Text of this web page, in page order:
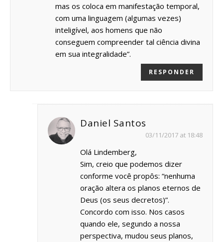
mas os coloca em manifestação temporal,
com uma linguagem (algumas vezes)
inteligível, aos homens que não
conseguem compreender tal ciência divina
em sua integralidade”.
RESPONDER
Daniel Santos
03/11/2017 at 18:48
Olá Lindemberg,
Sim, creio que podemos dizer
conforme você propôs: “nenhuma
oração altera os planos eternos de
Deus (os seus decretos)”.
Concordo com isso. Nos casos
quando ele, segundo a nossa
perspectiva, mudou seus planos,